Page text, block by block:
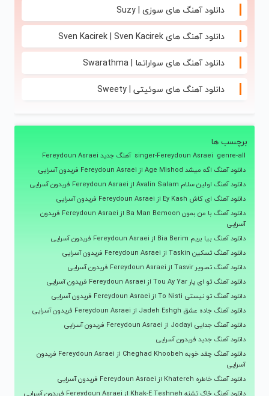
دانلود آهنگ های سوزی | Suzy
دانلود آهنگ های Sven Kacirek | Sven Kacirek
دانلود آهنگ های سواراتما | Swarathma
دانلود آهنگ های سوئیتی | Sweety
برچسب ها
genre-all
singer-Fereydoun Asraei آهنگ جدید Fereydoun Asraei
دانلود آهنگ اگه میشد Age Mishod از Fereydoun Asraei فریدون آسرایی
دانلود آهنگ اولین سلام Avalin Salam از Fereydoun Asraei فریدون آسرایی
دانلود آهنگ ای کاش Ey Kash از Fereydoun Asraei فریدون آسرایی
دانلود آهنگ با من بمون Ba Man Bemoon از Fereydoun Asraei فریدون
آسرایی
دانلود آهنگ بیا بریم Bia Berim از Fereydoun Asraei فریدون آسرایی
دانلود آهنگ تسکین Taskin از Fereydoun Asraei فریدون آسرایی
دانلود آهنگ تصویر Tasvir از Fereydoun Asraei فریدون آسرایی
دانلود آهنگ تو ای یار Tou Ay Yar از Fereydoun Asraei فریدون آسرایی
دانلود آهنگ تو نیستی To Nisti از Fereydoun Asraei فریدون آسرایی
دانلود آهنگ جاده عشق Jadeh Eshgh از Fereydoun Asraei فریدون آسرایی
دانلود آهنگ جدایی Jodayi از Fereydoun Asraei فریدون آسرایی
دانلود آهنگ جدید فریدون آسرایی
دانلود آهنگ چقد خوبه Cheghad Khoobeh از Fereydoun Asraei فریدون
آسرایی
دانلود آهنگ خاطره Khatereh از Fereydoun Asraei فریدون آسرایی
دانلود آهنگ خاک تشنه Khak-E Teshneh از Fereydoun Asraei فریدون آسرایی